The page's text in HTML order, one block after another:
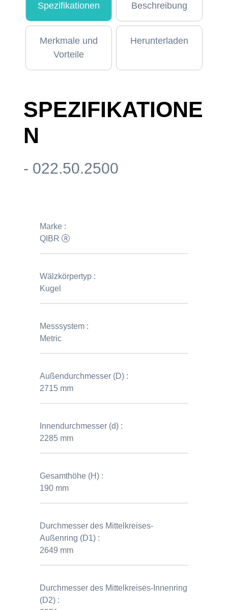
Spezifikationen Beschreibung
Merkmale und
Vorteile
Herunterladen
SPEZIFIKATIONE
N
- 022.50.2500
Marke :
QIBR
Wälzkörpertyp :
Kugel
Messsystem :
Metric
Außendurchmesser (D) :
2715 mm
Innendurchmesser (d) :
2285 mm
Gesamthöhe (H) :
190 mm
Durchmesser des Mittelkreises-
Außenring (D1) :
2649 mm
Durchmesser des Mittelkreises-Innenring
(D2) :